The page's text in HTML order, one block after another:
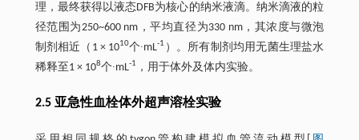
理，最终获得以液态DFB为核心的纳米液滴。纳米滴液的粒
径范围为250~600 nm，平均直径为330 nm，其浓度与微泡
制剂相近（1 × 1010个∙mL-1 ）。所有制剂均用无菌生理盐水
稀释至1 × 108个∙mL-1 ，用于体外及体内实验。
2.5 亚急性血栓体外超声溶栓实验